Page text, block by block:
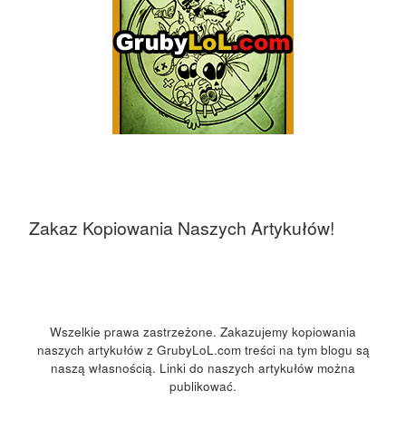
Zakaz Kopiowania Naszych Artykułów!
Wszelkie prawa zastrzeżone. Zakazujemy kopiowania
naszych artykułów z GrubyLoL.com treści na tym blogu są
naszą własnością. Linki do naszych artykułów można
publikować.